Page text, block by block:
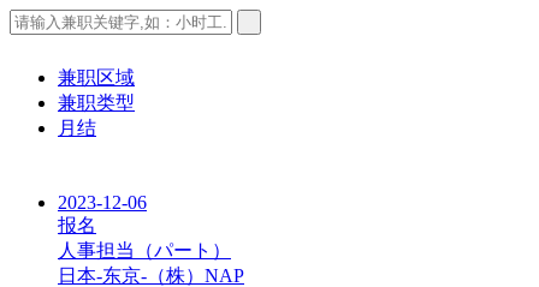
兼职区域
兼职类型
月结
2023-12-06
报名
人事担当（パート）
日本-东京-（株）NAP